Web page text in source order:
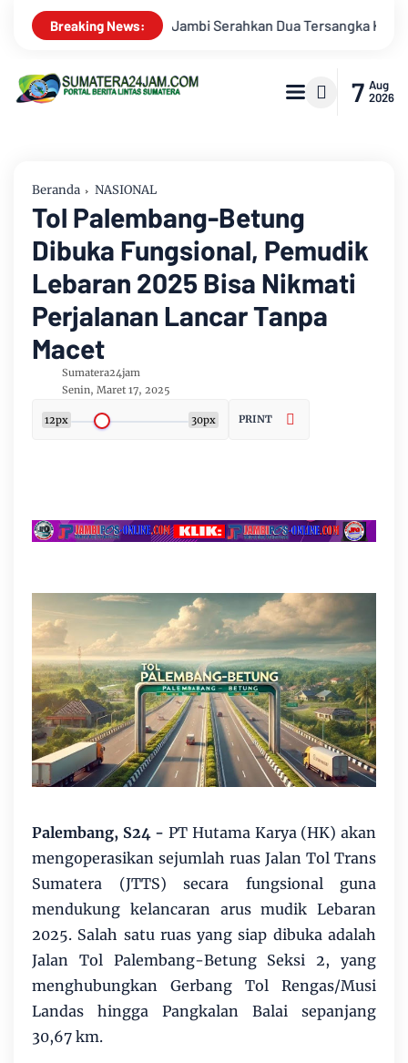
Breaking News:
Korupsi Pengadaan Tanah Akses Pelabuhan Ujung Jabung
7 Aug
2026
Beranda NASIONAL
Tol Palembang-Betung
Dibuka Fungsional, Pemudik
Lebaran 2025 Bisa Nikmati
Perjalanan Lancar Tanpa
Macet
Sumatera24jam
Senin, Maret 17, 2025
12px 30px PRINT
Palembang, S24 -PT Hutama Karya (HK) akan
mengoperasikan sejumlah ruas Jalan Tol Trans
Sumatera (JTTS) secara fungsional guna
mendukung kelancaran arus mudik Lebaran
2025. Salah satu ruas yang siap dibuka adalah
Jalan Tol Palembang-Betung Seksi 2, yang
menghubungkan Gerbang Tol Rengas/Musi
Landas hingga Pangkalan Balai sepanjang
30,67 km.